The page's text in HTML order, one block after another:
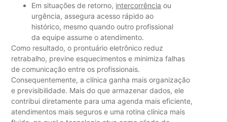
Em situações de retorno, intercorrência ou
urgência, assegura acesso rápido ao
histórico, mesmo quando outro profissional
da equipe assume o atendimento.
Como resultado, o prontuário eletrônico reduz
retrabalho, previne esquecimentos e minimiza falhas
de comunicação entre os profissionais.
Consequentemente, a clínica ganha mais organização
e previsibilidade. Mais do que armazenar dados, ele
contribui diretamente para uma agenda mais eficiente,
atendimentos mais seguros e uma rotina clínica mais